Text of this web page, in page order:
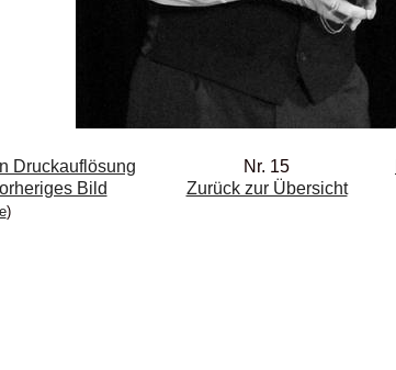
Druckauflösung Nr. 15
Bild
Zurück zur Übersicht
)